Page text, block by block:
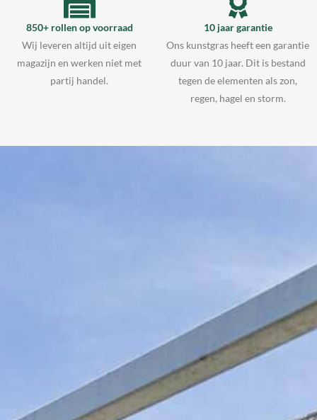
850+ rollen op voorraad
Wij leveren altijd uit eigen
magazijn en werken niet met
partij handel.
10 jaar garantie
Ons kunstgras heeft een garantie
duur van 10 jaar. Dit is bestand
tegen de elementen als zon,
regen, hagel en storm.